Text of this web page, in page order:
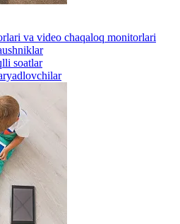
va video chaqaloq monitorlari
soatlar